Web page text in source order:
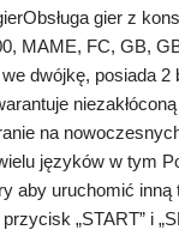
gier z
MAME, FC, GB,
dwójkę, posiada 2
na
języków w tym
aby uruchomić inną
„START” i